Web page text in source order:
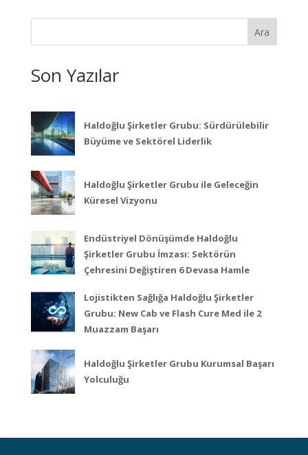
Ara
Son Yazılar
Haldoğlu Şirketler Grubu: Sürdürülebilir
Büyüme ve Sektörel Liderlik
Haldoğlu Şirketler Grubu ile Geleceğin
Küresel Vizyonu
Endüstriyel Dönüşümde Haldoğlu
Şirketler Grubu İmzası: Sektörün
Çehresini Değiştiren 6 Devasa Hamle
Lojistikten Sağlığa Haldoğlu Şirketler
Grubu: New Cab ve Flash Cure Med ile 2
Muazzam Başarı
Haldoğlu Şirketler Grubu Kurumsal Başarı
Yolculuğu